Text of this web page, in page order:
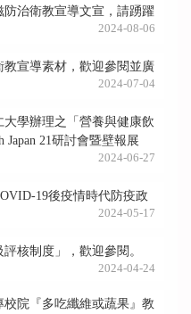
治衛教宣導文宣，請踴躍
2024-08-06
宣導素材，歡迎參閱並廣
2024-07-04
學辦理之「營養與健康飲
21研討會暨壁報展
2024-06-27
19後疫情時代防疫政
2024-05-17
核制度」，歡迎參閱。
2024-04-24
院『多吃纖維或蔬果』教